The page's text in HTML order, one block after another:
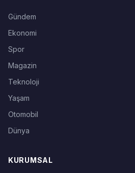
Gündem
Ekonomi
Spor
Magazin
Teknoloji
Yaşam
Otomobil
Dünya
KURUMSAL